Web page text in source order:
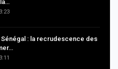
Sénégal : la recrudescence des